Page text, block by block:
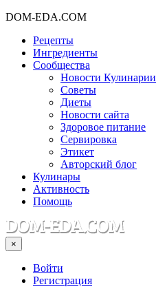
DOM-EDA.COM
Рецепты
Ингредиенты
Сообщества
Новости Кулинарии
Советы
Диеты
Новости сайта
Здоровое питание
Сервировка
Этикет
Авторский блог
Кулинары
Активность
Помощь
×
Войти
Регистрация